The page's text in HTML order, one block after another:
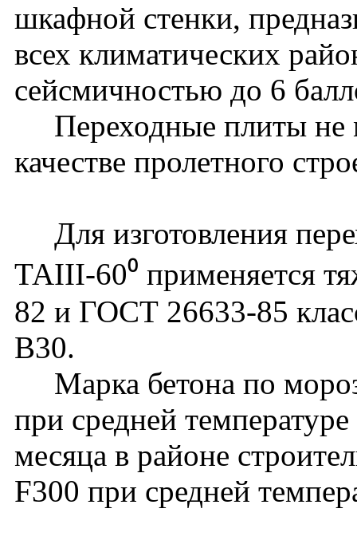
шкафной стенки,
всех климатических
сейсмичностью до 6
Переходные плиты не
качестве пролетного
Для изготовления
ТАIII-60⁰ применяется
82 и ГОСТ 26633-85
В30.
Марка бетона по
при средней
месяца в районе
F300 при средней